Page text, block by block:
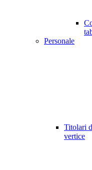
Personale
Titolari
vertice